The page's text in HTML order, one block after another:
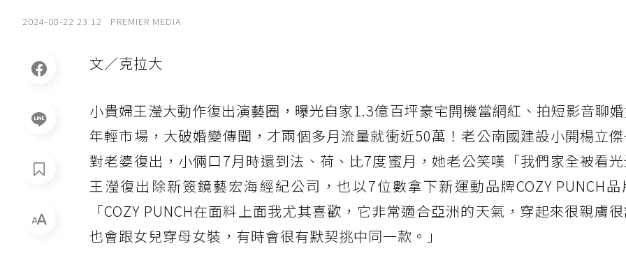
2024-08-22 23:12 PREMIER MEDIA
文／克拉大
小貴婦王瀅大動作復出演藝圈，曝光自家1.3億百坪豪宅開機當網紅、拍短影音聊
年輕市場，大破婚變傳聞，才兩個多月流量就衝近50萬！老公南國建設小開楊立
對老婆復出，小倆口7月時還到法、荷、比7度蜜月，她老公笑嘆「我們家全被看光
王瀅復出除新簽鏡藝宏海經紀公司，也以7位數拿下新運動品牌COZY PUNCH品
「COZY PUNCH在面料上面我尤其喜歡，它非常適合亞洲的天氣，穿起來很親膚
也會跟女兒穿母女裝，有時會很有默契挑中同一款。」